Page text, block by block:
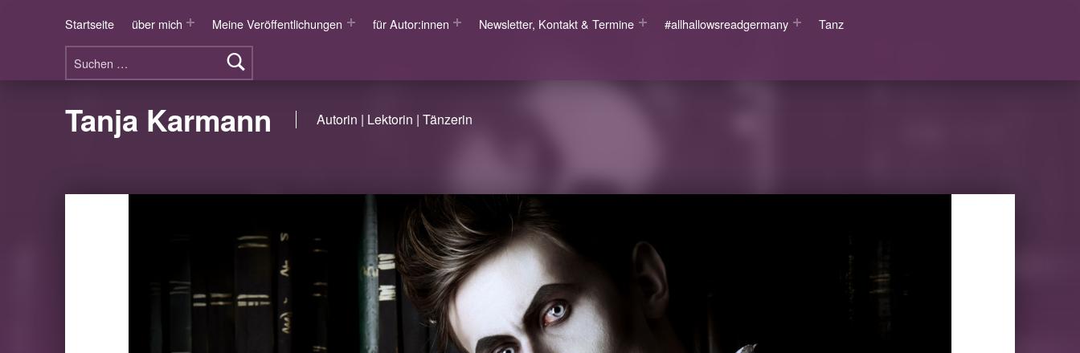
Suchen nach:
Startseite über mich Meine Veröffentlichungen für Autor:innen Newsletter, Kontakt & Termine #allhallowsreadgermany Tanz
Tanja Karmann Autorin | Lektorin | Tänzerin